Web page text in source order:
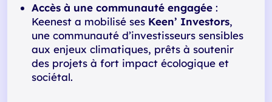
Accès à une communauté engagée :
Keenest a mobilisé ses Keen’ Investors,
une communauté d’investisseurs sensibles
aux enjeux climatiques, prêts à soutenir
des projets à fort impact écologique et
sociétal.